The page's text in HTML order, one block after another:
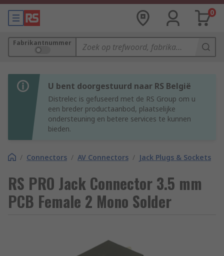
0
Fabrikantnummer
U bent doorgestuurd naar RS België
Distrelec is gefuseerd met de RS Group om u
een breder productaanbod, plaatselijke
ondersteuning en betere services te kunnen
bieden.
/ Connectors / AV Connectors / Jack Plugs & Sockets
RS PRO Jack Connector 3.5 mm
PCB Female 2 Mono Solder